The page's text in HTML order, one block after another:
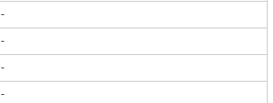
-
-
-
-